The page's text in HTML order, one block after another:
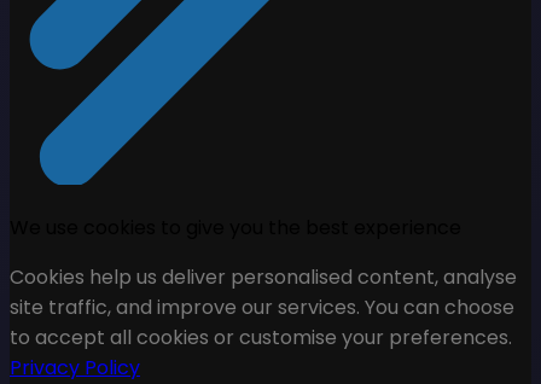
Cookies help us deliver personalised content, analyse
site traffic, and improve our services. You can choose
to accept all cookies or customise your preferences.
Privacy Policy